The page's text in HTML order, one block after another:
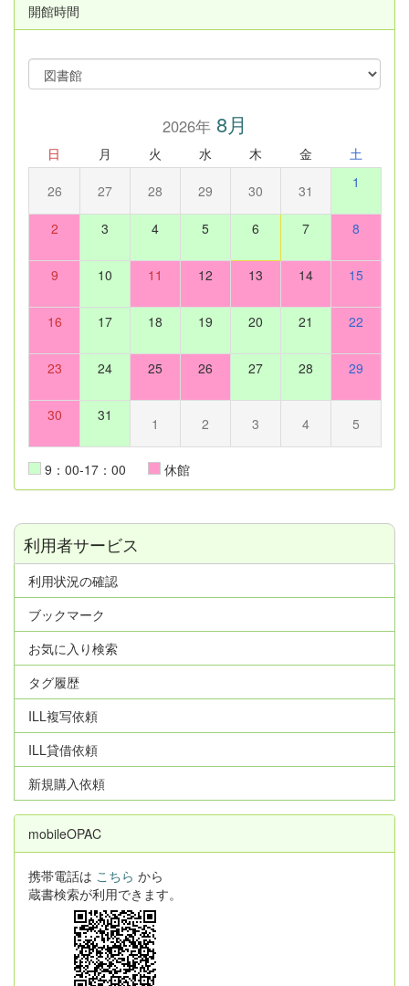
開館時間
2026年8月
日 月 火 水 木 金 土
26 27 28 29 30 31 1
2 3 4 5 6 7 8
9 10 11 12 13 14 15
16 17 18 19 20 21 22
23 24 25 26 27 28 29
30 31 1 2 3 4 5
9：00-17：00 休館
利用者サービス
利用状況の確認
ブックマーク
お気に入り検索
タグ履歴
ILL複写依頼
ILL貸借依頼
新規購入依頼
mobileOPAC
携帯電話は こちら から
蔵書検索が利用できます。